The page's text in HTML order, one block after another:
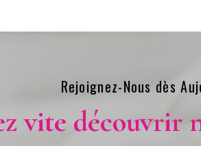
Rejoignez-Nous dès
vite découvrir